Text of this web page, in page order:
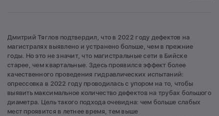
Дмитрий Тяглов подтвердил, что в 2022 году дефектов на
магистралях выявлено и устранено больше, чем в прежние
годы. Но это не значит, что магистральные сети в Бийске
старее, чем квартальные. Здесь проявился эффект более
качественного проведения гидравлических испытаний:
опрессовка в 2022 году проводилась с упором на то, чтобы
выявить максимальное количество дефектов на трубах большого
диаметра. Цель такого подхода очевидна: чем больше слабых
мест проявится в летнее время, тем выше